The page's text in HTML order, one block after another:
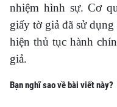
nhiệm hình sự. Cơ
giấy tờ giả đã sử
hiện thủ tục hành
giả.
Bạn nghĩ sao về bài viết này?